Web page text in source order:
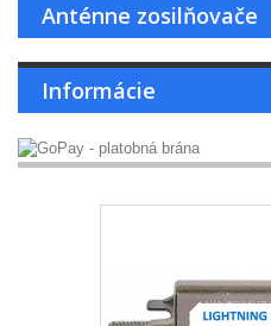
Anténne zosilňovače
Informácie